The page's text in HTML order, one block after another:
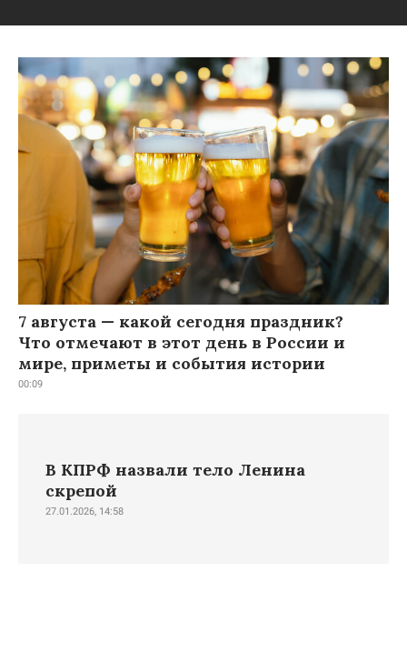
7 августа — какой сегодня праздник?
Что отмечают в этот день в России и
мире, приметы и события истории
00:09
В КПРФ назвали тело Ленина
скрепой
27.01.2026, 14:58